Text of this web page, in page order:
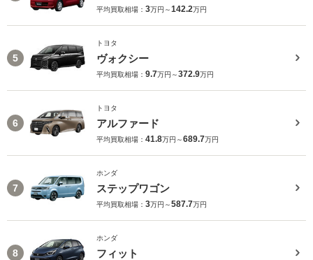
平均買取相場： 3万円～142.2万円
5
トヨタ
ヴォクシー
平均買取相場： 9.7万円～372.9万円
6
トヨタ
アルファード
平均買取相場： 41.8万円～689.7万円
7
ホンダ
ステップワゴン
平均買取相場： 3万円～587.7万円
8
ホンダ
フィット